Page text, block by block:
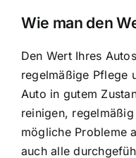
Wie man den
Den Wert Ihres
regelmäßige Pflege
Auto in gutem
reinigen,
mögliche Probleme
auch alle